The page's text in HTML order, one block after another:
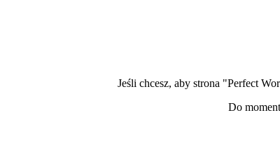
Jeśli chcesz, aby strona "Perfect
Do